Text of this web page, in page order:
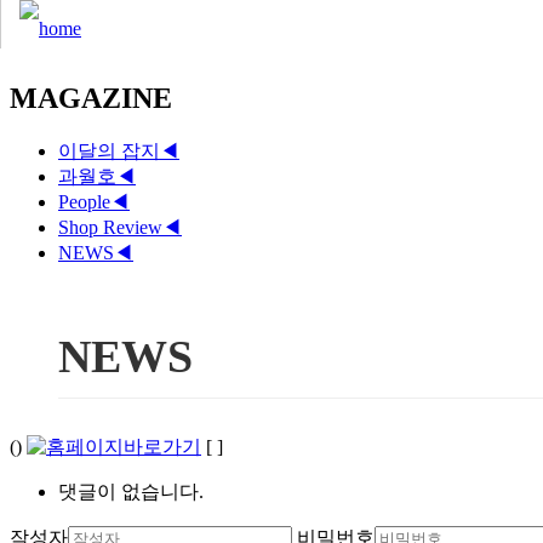
MAGAZINE
이달의 잡지 ◀
과월호 ◀
People◀
Shop Review◀
NEWS ◀
NEWS
() [ ]
댓글이 없습니다.
작성자 비밀번호